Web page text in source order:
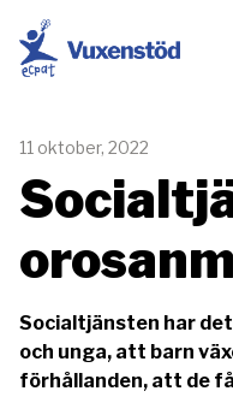
ECPAT Sverige
11 oktober, 2022
Socialtjänsten har
och unga, att barn
förhållanden, att de